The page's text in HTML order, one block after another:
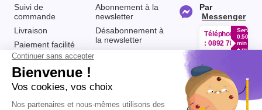
Suivi de
commande
Livraison
Paiement facilité
Satisfait ou
remboursé, retour
ou échange
Codes
promotionnels
Abonnement à la
newsletter
Désabonnement à
la newsletter
Commander à
partir du catalogue
Questions
Par
Messenger
Téléphone
: 0892 780
790
Service
0.50€ /
min
+ prix
Du lundi au
samedi de 8h à
20h
et le dimanche
de 9h à 13h